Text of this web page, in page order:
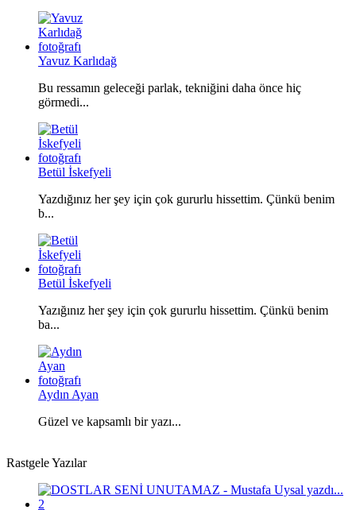
Yavuz Karlıdağ
Bu ressamın geleceği parlak, tekniğini daha önce hiç
görmedi...
Betül İskefyeli
Yazdığınız her şey için çok gururlu hissettim. Çünkü benim
b...
Betül İskefyeli
Yazığınız her şey için çok gururlu hissettim. Çünkü benim
ba...
Aydın Ayan
Güzel ve kapsamlı bir yazı...
Rastgele Yazılar